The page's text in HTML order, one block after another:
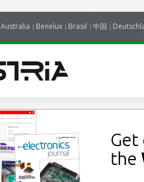
Australia Benelux Brasil 中国